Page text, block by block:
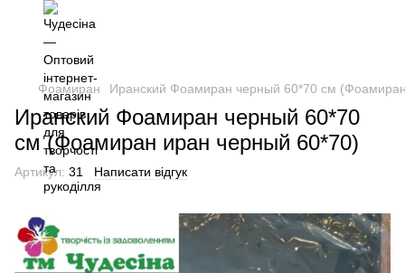
Фоамиран Иранский Фоамиран черный 60*70 см
Иранский Фоамиран черный 60*70
см (Фоамиран иран черный 60*70)
Артикул: 31 Написати відгук